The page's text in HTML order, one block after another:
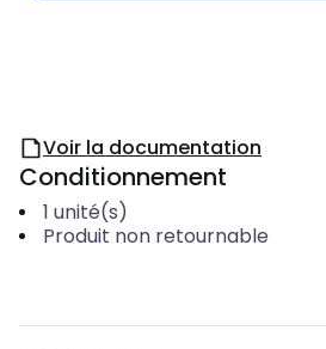
Voir la documentation
Conditionnement
1 unité(s)
Produit non retournable